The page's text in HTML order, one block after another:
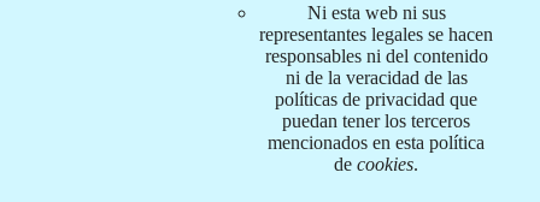
Ni esta web ni sus
representantes legales se hacen
responsables ni del contenido
ni de la veracidad de las
políticas de privacidad que
puedan tener los terceros
mencionados en esta política
de cookies.